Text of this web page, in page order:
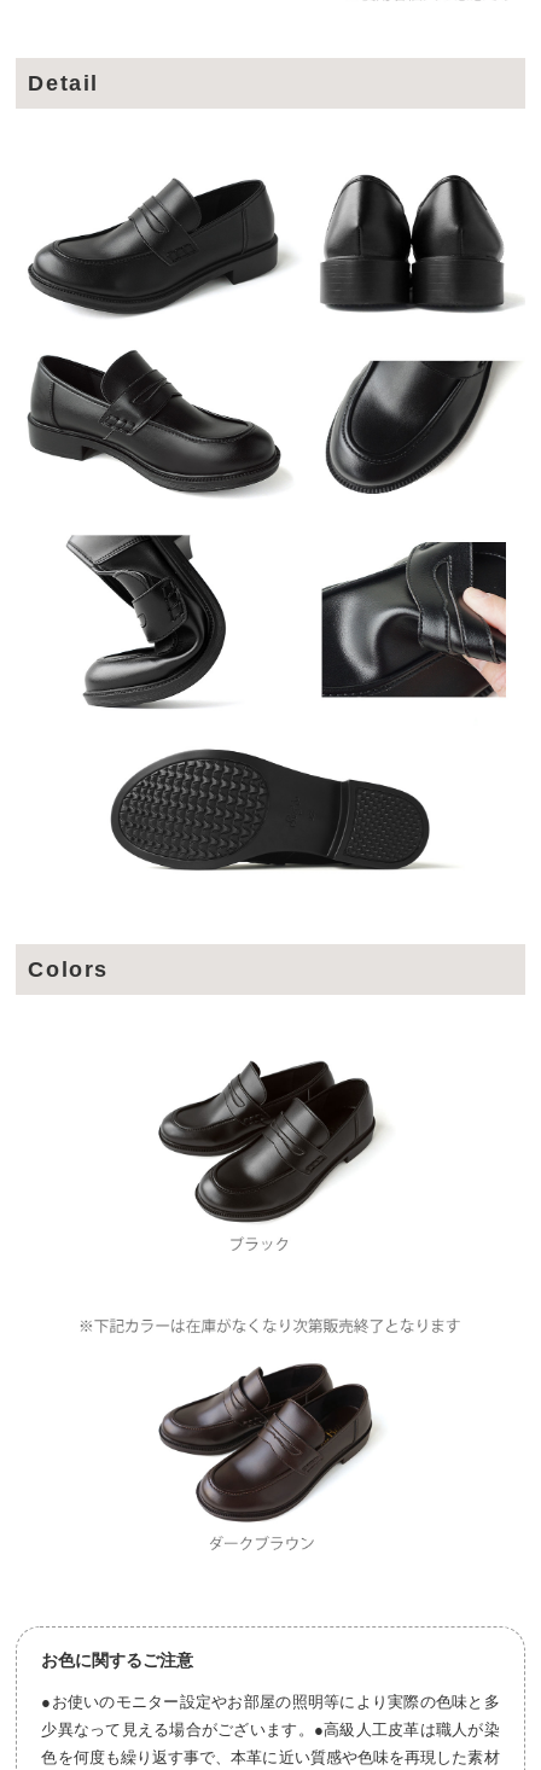
Detail
Colors
お色に関するご注意
●お使いのモニター設定やお部屋の照明等により実際の色味と多
少異なって見える場合がございます。●高級人工皮革は職人が染
色を何度も繰り返す事で、本革に近い質感や色味を再現した素材